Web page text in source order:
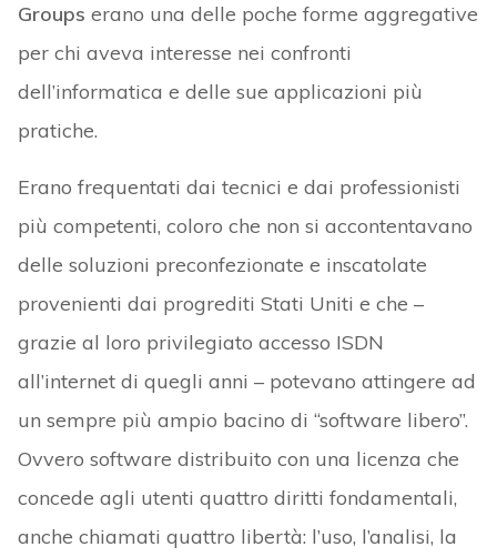
Groups erano una delle poche forme aggregative
per chi aveva interesse nei confronti
dell’informatica e delle sue applicazioni più
pratiche.
Erano frequentati dai tecnici e dai professionisti
più competenti, coloro che non si accontentavano
delle soluzioni preconfezionate e inscatolate
provenienti dai progrediti Stati Uniti e che –
grazie al loro privilegiato accesso ISDN
all’internet di quegli anni – potevano attingere ad
un sempre più ampio bacino di “software libero”.
Ovvero software distribuito con una licenza che
concede agli utenti quattro diritti fondamentali,
anche chiamati quattro libertà: l’uso, l’analisi, la